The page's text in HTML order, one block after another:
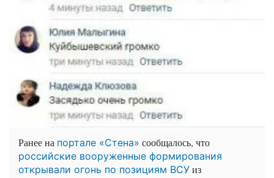
Ранее на портале «Стена» сообщалось, что
российские вооруженные формирования
открывали огонь по позициям ВСУ из